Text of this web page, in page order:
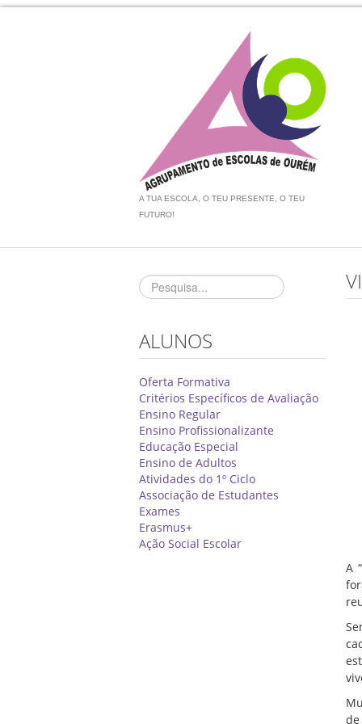
A TUA ESCOLA, O TEU PRESENTE, O TEU
FUTURO!
ALUNOS
Oferta Formativa
Critérios Específicos de Avaliação
Ensino Regular
Ensino Profissionalizante
Educação Especial
Ensino de Adultos
Atividades do 1º Ciclo
Associação de Estudantes
Exames
Erasmus+
Ação Social Escolar
A